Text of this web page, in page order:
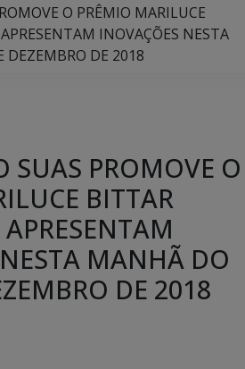
O PRÊMIO MARILUCE
INOVAÇÕES NESTA
DE 2018
SUAS PROMOVE O
BITTAR
MANHÃ DO
DE 2018